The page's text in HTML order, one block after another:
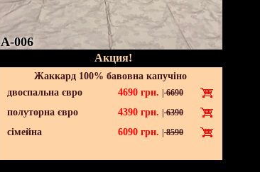
A-006
Акция!
Жаккард 100% бавовна капучіно
двоспальна євро
4690 грн. 6690
полуторна євро 4390 грн. 6390
сімейна 6090 грн. 8590